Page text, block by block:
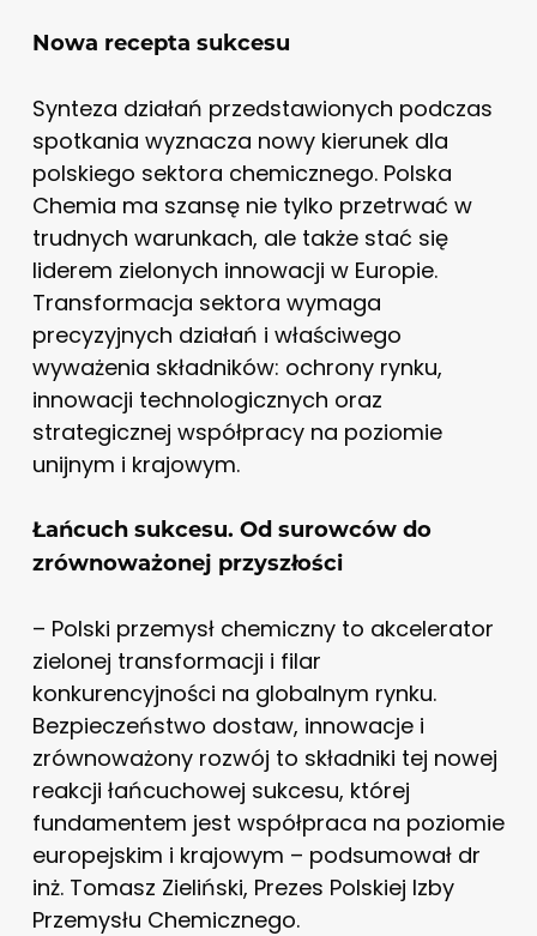
Nowa recepta sukcesu
Synteza działań przedstawionych podczas
spotkania wyznacza nowy kierunek dla
polskiego sektora chemicznego. Polska
Chemia ma szansę nie tylko przetrwać w
trudnych warunkach, ale także stać się
liderem zielonych innowacji w Europie.
Transformacja sektora wymaga
precyzyjnych działań i właściwego
wyważenia składników: ochrony rynku,
innowacji technologicznych oraz
strategicznej współpracy na poziomie
unijnym i krajowym.
Łańcuch sukcesu. Od surowców do
zrównoważonej przyszłości
– Polski przemysł chemiczny to akcelerator
zielonej transformacji i filar
konkurencyjności na globalnym rynku.
Bezpieczeństwo dostaw, innowacje i
zrównoważony rozwój to składniki tej nowej
reakcji łańcuchowej sukcesu, której
fundamentem jest współpraca na poziomie
europejskim i krajowym – podsumował dr
inż. Tomasz Zieliński, Prezes Polskiej Izby
Przemysłu Chemicznego.